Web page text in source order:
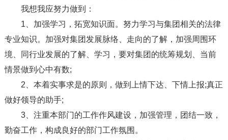
我想我应努力做到：
1、加强学习，拓宽知识面。努力学习与集团相关的法律
专业知识。加强对集团发展脉络、走向的了解，加强周围环
境、同行业发展的了解、学习，要对集团的统筹规划、当前
情景做到心中有数;
2、本着实事求是的原则，做到上情下达、下情上报;真正
做好领导的助手;
3、注重本部门的工作作风建设，加强管理，团结一致，
勤奋工作，构成良好的部门工作氛围。